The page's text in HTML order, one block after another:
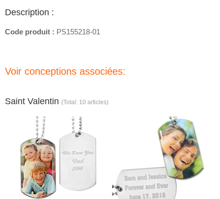
Description :
Code produit : PS155218-01
Voir conceptions associées:
Saint Valentin (Total: 10 articles)